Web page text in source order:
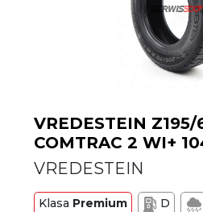
VREDESTEIN Z195/
COMTRAC 2 WI+
VREDESTEIN
Klasa Premium D